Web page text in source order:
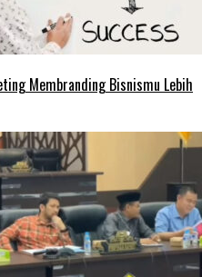
Membranding Bisnismu Lebih